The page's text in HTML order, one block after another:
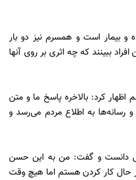
و بیمار است و همسرم نیز دو بار
ببینند که چه اثری بر روی آنها
کرد: بالاخره پاسخ ما و متن
رسانه‌ها به اطلاع مردم می‌رسد و
دانست و گفت: من به این حسن
است که در حال کار کردن هستم اما هیچ وقت